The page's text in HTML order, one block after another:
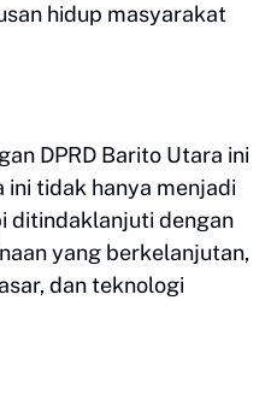
hidup masyarakat
DPRD Barito Utara ini
ini tidak hanya menjadi
ditindaklanjuti dengan
yang berkelanjutan,
dan teknologi